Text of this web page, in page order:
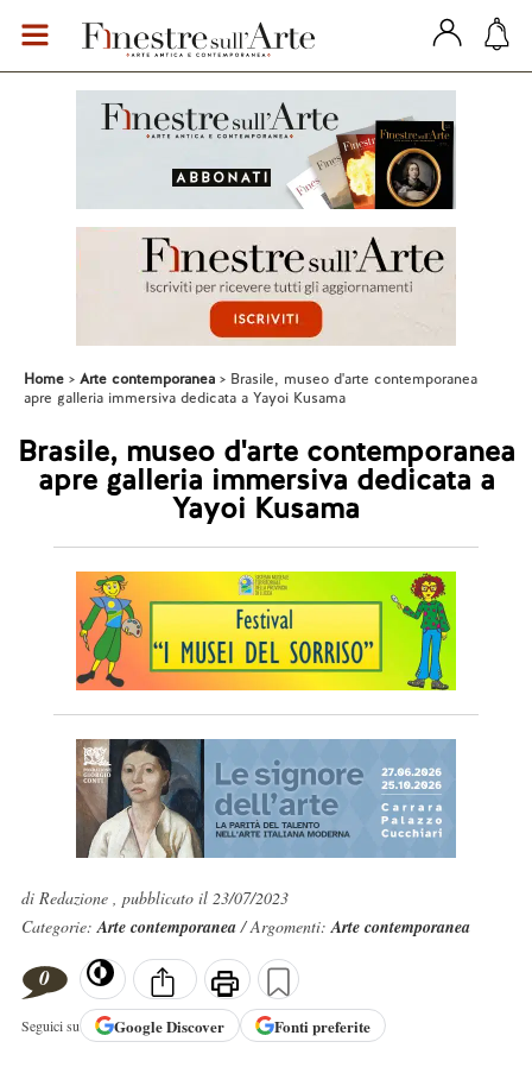
Home Arte contemporanea
Brasile, museo d'arte contemporanea
apre galleria immersiva dedicata a Yayoi Kusama
Brasile, museo d'arte contemporanea
apre galleria immersiva dedicata a
Yayoi Kusama
di Redazione , pubblicato il 23/07/2023
Categorie:Arte contemporanea/ Argomenti:Arte contemporanea
0
Seguici su GoogleDiscover Fonti preferite